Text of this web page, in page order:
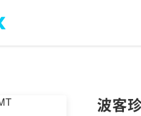
波客